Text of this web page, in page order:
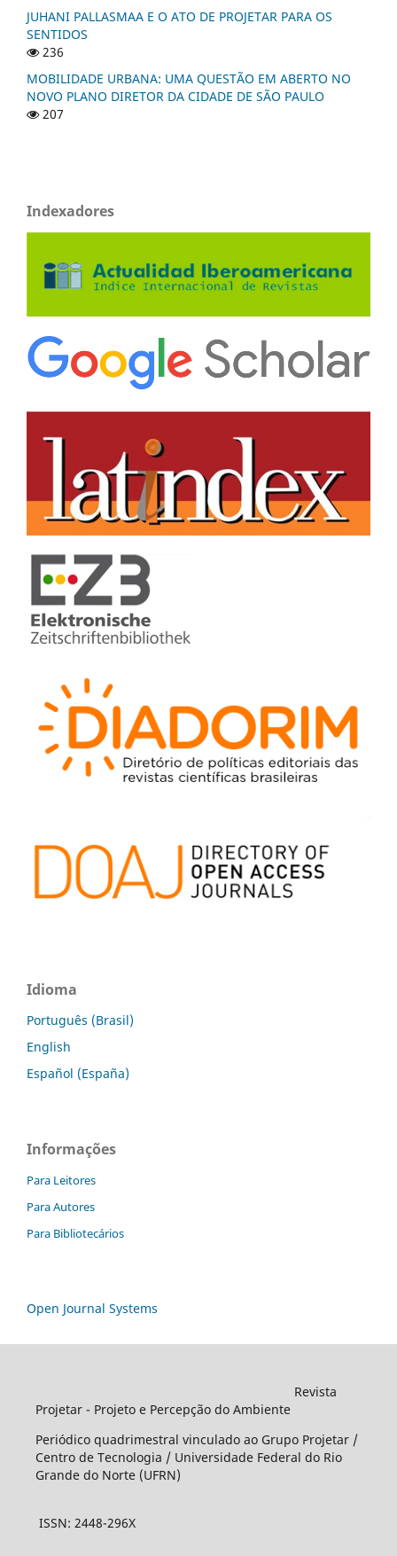
JUHANI PALLASMAA E O ATO DE PROJETAR PARA OS
SENTIDOS
236
MOBILIDADE URBANA: UMA QUESTÃO EM ABERTO NO
NOVO PLANO DIRETOR DA CIDADE DE SÃO PAULO
207
Indexadores
Idioma
Português (Brasil)
English
Español (España)
Informações
Para Leitores
Para Autores
Para Bibliotecários
Open Journal Systems
Revista
Projetar - Projeto e Percepção do Ambiente
Periódico quadrimestral vinculado ao Grupo Projetar /
Centro de Tecnologia / Universidade Federal do Rio
Grande do Norte (UFRN)
ISSN: 2448-296X